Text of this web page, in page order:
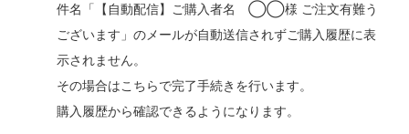
件名「【自動配信】ご購入者名 ◯◯様 ご注文有難う
ございます」のメールが自動送信されずご購入履歴に表
示されません。
その場合はこちらで完了手続きを行います。
購入履歴から確認できるようになります。